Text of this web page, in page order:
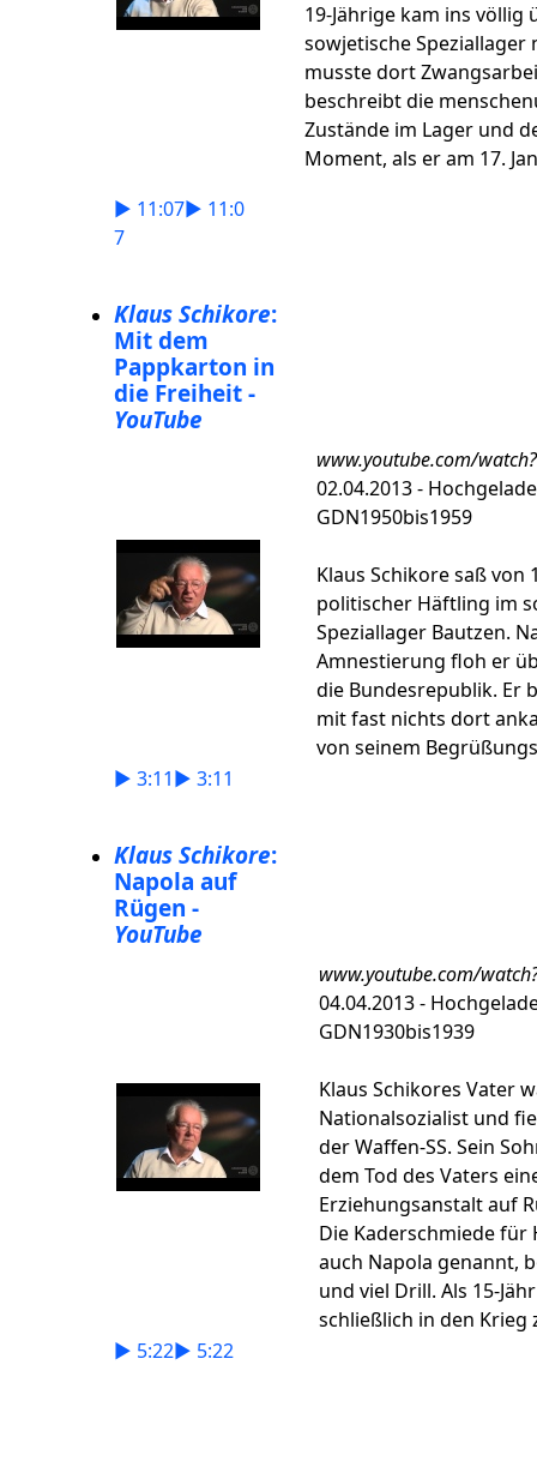
19-Jährige kam ins völlig
sowjetische Speziallager
musste dort
beschreibt die
Zustände im Lager und
Moment, als er am 17.
► 11:07► 11:0
7
Klaus Schikore:
Mit dem
Pappkarton in
die Freiheit -
YouTube
www.youtube.com/
02.04.2013 -
GDN1950bis1959
Klaus Schikore saß von
politischer Häftling im
Speziallager Bautzen.
Amnestierung floh er
die Bundesrepublik. Er
mit fast nichts dort
von seinem
► 3:11► 3:11
Klaus Schikore:
Napola auf
Rügen -
YouTube
www.youtube.com/
04.04.2013 -
GDN1930bis1939
Klaus Schikores Vater
Nationalsozialist und
der Waffen-SS. Sein
dem Tod des Vaters
Erziehungsanstalt auf
Die Kaderschmiede
auch Napola genannt,
und viel Drill. Als 15-
schließlich in den Krieg
► 5:22► 5:22